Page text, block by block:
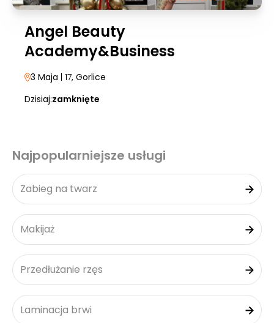
Angel Beauty
Academy&Business
3 Maja | 17, Gorlice
Dzisiaj:zamknięte
Najpopularniejsze usługi
Zabieg na twarz
Makijaż
Przedłużanie rzęs
Laminacja brwi